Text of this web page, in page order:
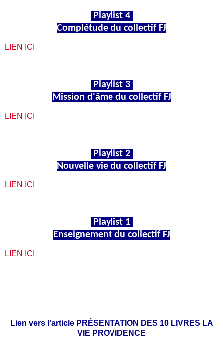
Playlist 4
Complétude du collectif FJ
LIEN ICI
Playlist 3
Mission d'âme du collectif FJ
LIEN ICI
Playlist 2
Nouvelle vie du collectif FJ
LIEN ICI
Playlist 1
Enseignement du collectif FJ
LIEN ICI
Lien vers l'article PRÉSENTATION DES 10 LIVRES LA
VIE PROVIDENCE